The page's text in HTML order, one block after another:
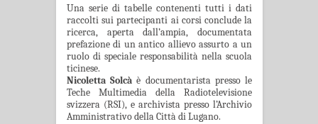
Una serie di tabelle contenenti tutti i dati
raccolti sui partecipanti ai corsi conclude la
ricerca, aperta dall’ampia, documentata
prefazione di un antico allievo assurto a un
ruolo di speciale responsabilità nella scuola
ticinese.
Nicoletta Solcà è documentarista presso le
Teche Multimedia della Radiotelevisione
svizzera (RSI), e archivista presso l’Archivio
Amministrativo della Città di Lugano.